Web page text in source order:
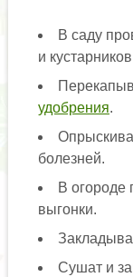
В саду
и
удобрения.
болезней.
В огороде
выгонки.
Сушат и